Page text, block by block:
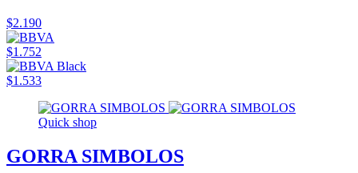
$2.190
$1.752
$1.533
Quick shop
GORRA SIMBOLOS